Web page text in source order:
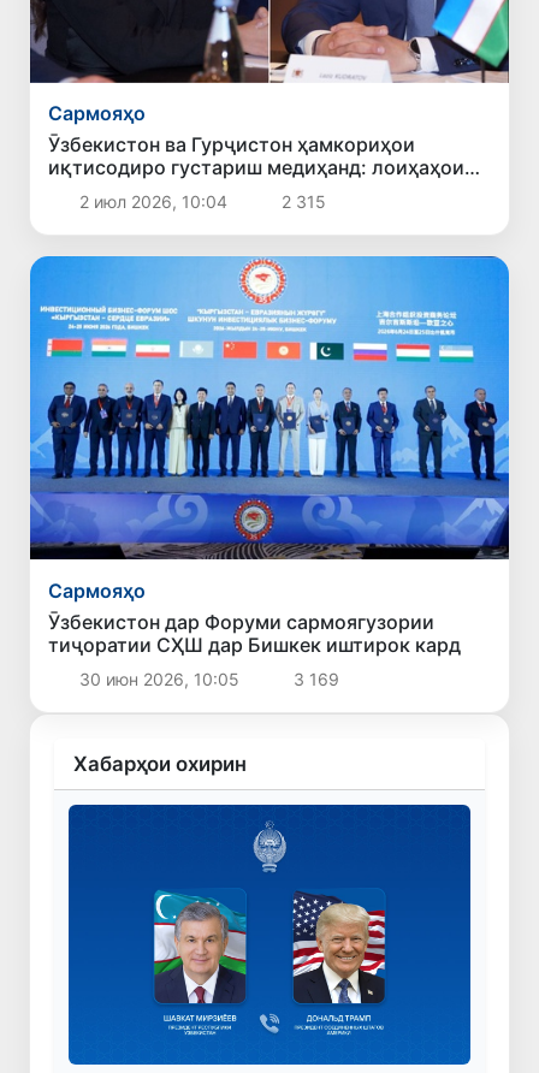
Сармояҳо
Ӯзбекистон ва Гурҷистон ҳамкориҳои
иқтисодиро густариш медиҳанд: лоиҳаҳои
нави сармоягузорӣ баррасӣ шуданд
2 июл 2026, 10:04 2 315
Сармояҳо
Ӯзбекистон дар Форуми сармоягузории
тиҷоратии СҲШ дар Бишкек иштирок кард
30 июн 2026, 10:05 3 169
Хабарҳои охирин